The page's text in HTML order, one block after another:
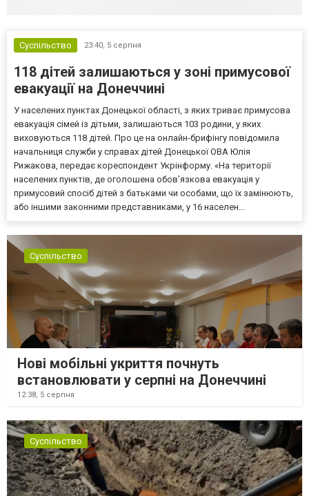
Суспільство 23:40, 5 серпня
118 дітей залишаються у зоні примусової
евакуації на Донеччині
У населених пунктах Донецької області, з яких триває примусова
евакуація сімей із дітьми, залишаються 103 родини, у яких
виховуються 118 дітей. Про це на онлайн-брифінгу повідомила
начальниця служби у справах дітей Донецької ОВА Юлія
Рижакова, передає кореспондент Укрінформу. «На території
населених пунктів, де оголошена обов’язкова евакуація у
примусовий спосіб дітей з батьками чи особами, що їх замінюють,
або іншими законними представниками, у 16 населен...
Суспільство
Нові мобільні укриття почнуть
встановлювати у серпні на Донеччині
12:38, 5 серпня
Суспільство